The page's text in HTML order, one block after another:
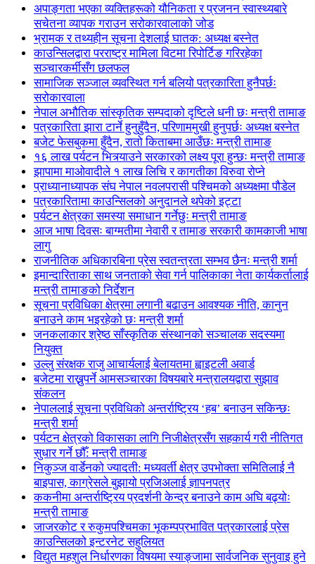
अपाङ्गता भएका व्यक्तिहरूको यौनिकता र प्रजनन स्वास्थ्यबारे
सचेतना व्यापक गराउन सरोकारवालाको जोड
भ्रामक र तथ्यहीन सूचना देशलाई घातक: अध्यक्ष बस्नेत
काउन्सिलद्वारा परराष्ट्र मामिला विटमा रिपोर्टिङ गरिरहेका
सञ्चारकर्मीसँग छलफल
सामाजिक सञ्जाल व्यवस्थित गर्न बलियो पत्रकारिता हुनैपर्छः
सरोकारवाला
नेपाल अभौतिक सांस्कृतिक सम्पदाको दृष्टिले धनी छः मन्त्री तामाङ
पत्रकारिता झारा टार्ने हुनुहुँदैन, परिणाममुखी हुनुपर्छः अध्यक्ष बस्नेत
बजेट फेसबुकमा हुँदैन, रातो किताबमा आउँछः मन्त्री तामाङ
१६ लाख पर्यटन भित्र्याउने सरकारको लक्ष्य पूरा हुन्छः मन्त्री तामाङ
झापामा माओवादीले १ लाख लिचि र कागतीका विरुवा रोप्ने
प्राध्यानाध्यापक संघ नेपाल नवलपरासी पश्चिमको अध्यक्षमा पौडेल
पत्रकारितामा काउन्सिलको अनुदानले थपेको इट्टा
पर्यटन क्षेत्रका समस्या समाधान गर्नेछुः मन्त्री तामाङ
आज भाषा दिवसः बाग्मतीमा नेवारी र तामाङ सरकारी कामकाजी भाषा
लागु
राजनीतिक अधिकारबिना प्रेस स्वतन्त्रता सम्भव छैनः मन्त्री शर्मा
इमान्दारिताका साथ जनताकाे सेवा गर्न पालिकाका नेता कार्यकर्तालाई
मन्त्री तामाङको निर्देशन
सूचना प्रविधिका क्षेत्रमा लगानी बढाउन आवश्यक नीति, कानुन
बनाउने काम भइरहेको छः मन्त्री शर्मा
जनकलाकार श्रेष्ठ साँस्कृतिक संस्थानको सञ्चालक सदस्यमा
नियुक्त
उल्लु संरक्षक राजु आचार्यलाई बेलायतमा ह्वाइटली अवार्ड
बजेटमा राख्नुपर्ने आमसञ्चारका विषयबारे मन्त्रालयद्वारा सुझाव
संकलन
नेपाललाई सूचना प्रविधिको अन्तर्राष्ट्रिय ‘हब’ बनाउन सकिन्छः
मन्त्री शर्मा
पर्यटन क्षेत्रको विकासका लागि निजीक्षेत्रसँग सहकार्य गरी नीतिगत
सुधार गर्ने छौँ: मन्त्री तामाङ
निकुञ्ज वार्डेनको ज्यादती: मध्यवर्ती क्षेत्र उपभोक्ता समितिलाई नै
बाइपास, काग्रेसले बुझायो प्रजिअलाई ज्ञापनपत्र
ककनीमा अन्तर्राष्ट्रिय प्रदर्शनी केन्द्र बनाउने काम अघि बढ्योः
मन्त्री तामाङ
जाजरकोट र रुकुमपश्चिमका भूकम्पप्रभावित पत्रकारलाई प्रेस
काउन्सिलको इन्टरनेट सहुलियत
विद्युत महशुल निर्धारणका विषयमा स्याङ्जामा सार्वजनिक सुनुवाइ हुने